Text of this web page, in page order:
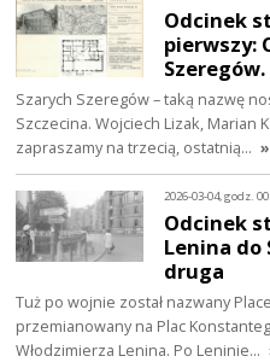
Odcinek
pierwszy:
Szarych Szeregów – taką nazwę
Szczecina. Wojciech Lizak, Marian
zapraszamy na trzecią, ostatnią…
2026-03-04, godz.
Odcinek
Lenina do
druga
Tuż po wojnie został nazwany
przemianowany na Plac
Włodzimierza Lenina. Po Leninie…